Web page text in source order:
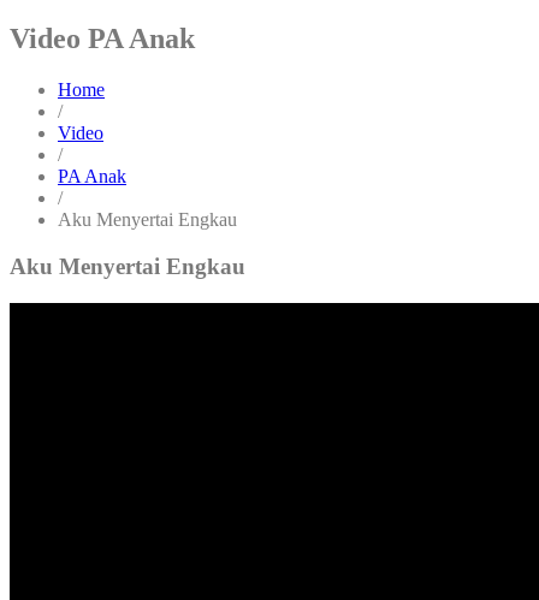
Video PA Anak
Home
/
Video
/
PA Anak
/
Aku Menyertai Engkau
Aku Menyertai Engkau